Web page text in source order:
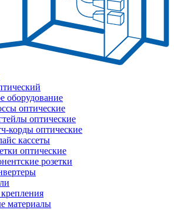
оборудование
оптические
оптические
корды оптические
кассеты
оптические
розетки
материалы